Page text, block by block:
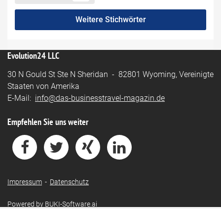
Weitere Stichwörter
Evolution24 LLC
30 N Gould St Ste N Sheridan - 82801 Wyoming, Vereinigte
Staaten von Amerika
E-Mail: info@das-businesstravel-magazin.de
Empfehlen Sie uns weiter
Impressum - Datenschutz
Powered by BUKI-Software.ai